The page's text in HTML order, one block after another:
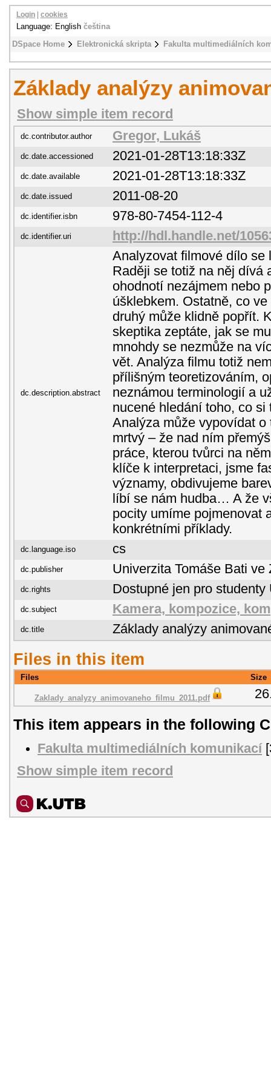
DSpace Home Elektronická skripta Fakulta multimediálních
Login cookies
Language: English čeština
Základy analýzy
Show simple item record
dc.contributor.author Gregor, Lukáš
dc.date.accessioned 2021-01-28T13:18:33Z
dc.date.available 2021-01-28T13:18:33Z
dc.date.issued 2011-08-20
dc.identifier.isbn 978-80-7454-112-4
dc.identifier.uri http://hdl.handle.net/
dc.description.abstract
Analyzovat filmové dílo se
Raději se totiž na něj dívá
ohodnotí nezájmem nebo
úšklebkem. Ostatně, co
druhý může klidně popřít.
skeptika zeptáte, jak se
mnohdy se nezmůže na
vět. Analýza filmu totiž
přílišným teoretizováním,
neznámou terminologií a
nucené hledání toho, co
Analýza může vypovídat o
mrtvý – že nad ním
práce, kterou tvůrci na
klíče k interpretaci, jsme
významy, obdivujeme
líbí se nám hudba… A že
pocity umíme pojmenovat
konkrétními příklady.
dc.language.iso cs
dc.publisher Univerzita Tomáše Bati ve
dc.rights Dostupné jen pro studenty
dc.subject Kamera, kompozice,
dc.title Základy analýzy
Files in this item
Files Size
Zaklady_analyzy_animovaneho_filmu_2011.pdf
This item appears in the following
Fakulta multimediálních komunikací
Show simple item record